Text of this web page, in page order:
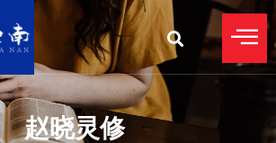
赵晓灵修